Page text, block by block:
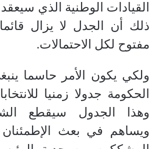
القيادات الوطنية الذي
ذلك أن الجدل لا يزال
مفتوح لكل الاحتمالات.
ولكي يكون الأمر حاسما
الحكومة جدولا زمنيا
وهذا الجدول سيقطع
ويساهم في بعث